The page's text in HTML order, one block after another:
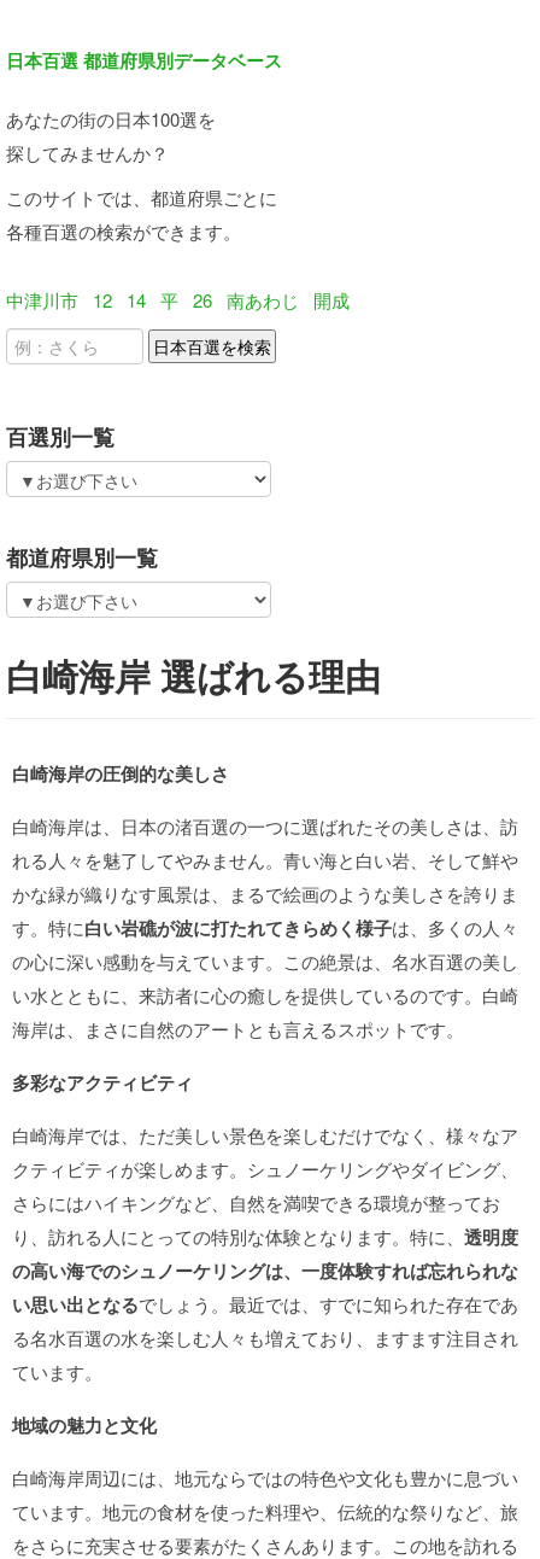
日本百選 都道府県別データベース
あなたの街の日本100選を
探してみませんか？
このサイトでは、都道府県ごとに
各種百選の検索ができます。
中津川市 12 14 平 26 南あわじ 開成
百選別一覧
都道府県別一覧
白崎海岸 選ばれる理由
白崎海岸の圧倒的な美しさ
白崎海岸は、日本の渚百選の一つに選ばれたその美しさは、訪
れる人々を魅了してやみません。青い海と白い岩、そして鮮や
かな緑が織りなす風景は、まるで絵画のような美しさを誇りま
す。特に白い岩礁が波に打たれてきらめく様子は、多くの人々
の心に深い感動を与えています。この絶景は、名水百選の美し
い水とともに、来訪者に心の癒しを提供しているのです。白崎
海岸は、まさに自然のアートとも言えるスポットです。
多彩なアクティビティ
白崎海岸では、ただ美しい景色を楽しむだけでなく、様々なア
クティビティが楽しめます。シュノーケリングやダイビング、
さらにはハイキングなど、自然を満喫できる環境が整ってお
り、訪れる人にとっての特別な体験となります。特に、 透明度
の高い海でのシュノーケリングは、一度体験すれば忘れられな
い思い出となるでしょう。最近では、すでに知られた存在であ
る名水百選の水を楽しむ人々も増えており、ますます注目され
ています。
地域の魅力と文化
白崎海岸周辺には、地元ならではの特色や文化も豊かに息づい
ています。地元の食材を使った料理や、伝統的な祭りなど、旅
をさらに充実させる要素がたくさんあります。この地を訪れる